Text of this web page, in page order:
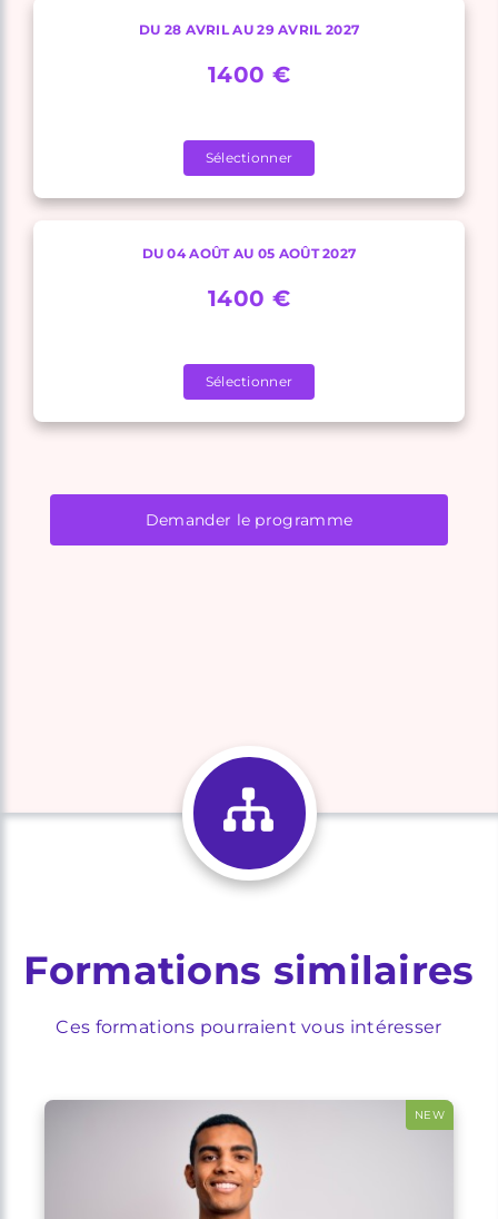
DU 28 AVRIL AU 29 AVRIL 2027
1400 €
Sélectionner
DU 04 AOÛT AU 05 AOÛT 2027
1400 €
Sélectionner
Demander le programme
Formations similaires
Ces formations pourraient vous intéresser
NEW